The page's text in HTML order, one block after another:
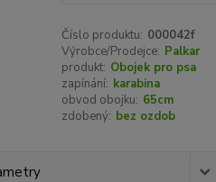
Číslo produktu: 000042f
Výrobce/Prodejce: Palkar
produkt: Obojek pro psa
zapínání: karabina
obvod obojku: 65cm
zdobený: bez ozdob